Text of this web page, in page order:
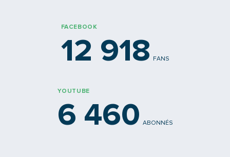
FACEBOOK
12 918 FANS
YOUTUBE
6 460 ABONNÉS